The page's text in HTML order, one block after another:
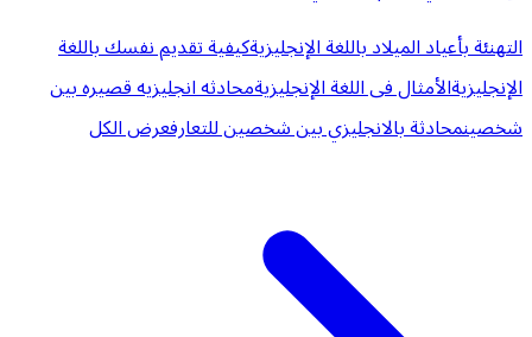
التهنئة بأعياد الميلاد باللغة الإنجليزيةكيفية تقديم نفسك باللغة
الإنجليزيةالأمثال فى اللغة الإنجليزيةمحادثه انجليزيه قصيره بين
شخصينمحادثة بالانجليزي بين شخصين للتعارفعرض الكل